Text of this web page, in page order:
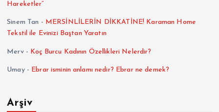
Hareketler”
Sinem Tan - MERSİNLİLERİN DİKKATİNE! Karaman Home
Tekstil ile Evinizi Baştan Yaratın
Merv- Koç Burcu Kadının Özellikleri Nelerdir?
Umay- Ebrar isminin anlamı nedir? Ebrar ne demek?
Arşiv